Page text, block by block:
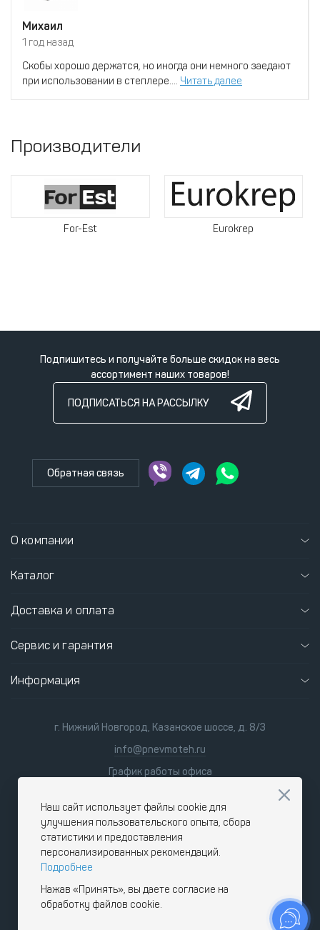
Михаил
1 год назад
Скобы хорошо держатся, но иногда они немного заедают
при использовании в степлере.... Читать далее
Производители
For-Est Eurokrep
Подпишитесь и получайте больше скидок на весь
ассортимент наших товаров!
ПОДПИСАТЬСЯ НА РАССЫЛКУ
Обратная связь
О компании
Каталог
Доставка и оплата
Сервис и гарантия
Информация
г. Нижний Новгород, Казанское шоссе, д. 8/3
info@pnevmoteh.ru
График работы офиса
сб-вс 9:00 - 18:00
Наш сайт использует файлы cookie для
улучшения пользовательского опыта, сбора
статистики и предоставления
персонализированных рекомендаций.
Подробнее
Нажав «Принять», вы даете согласие на
обработку файлов cookie.